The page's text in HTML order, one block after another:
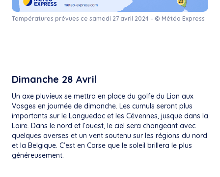
Températures prévues ce samedi 27 avril 2024 – © Météo Express
Dimanche 28 Avril
Un axe pluvieux se mettra en place du golfe du Lion aux
Vosges en journée de dimanche. Les cumuls seront plus
importants sur le Languedoc et les Cévennes, jusque dans la
Loire. Dans le nord et l’ouest, le ciel sera changeant avec
quelques averses et un vent soutenu sur les régions du nord
et la Belgique. C’est en Corse que le soleil brillera le plus
généreusement.